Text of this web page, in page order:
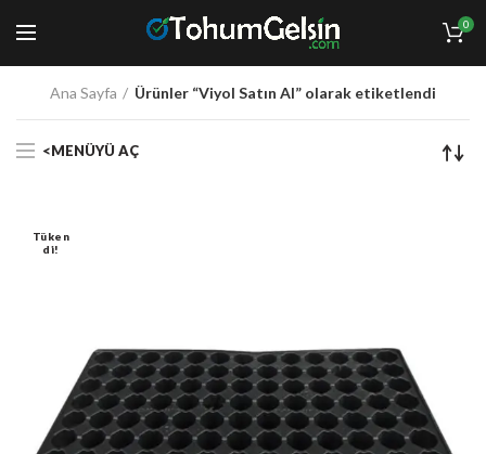
0
Ana Sayfa Ürünler “Viyol Satın Al” olarak etiketlendi
<MENÜYÜ AÇ
Tüken
Di!